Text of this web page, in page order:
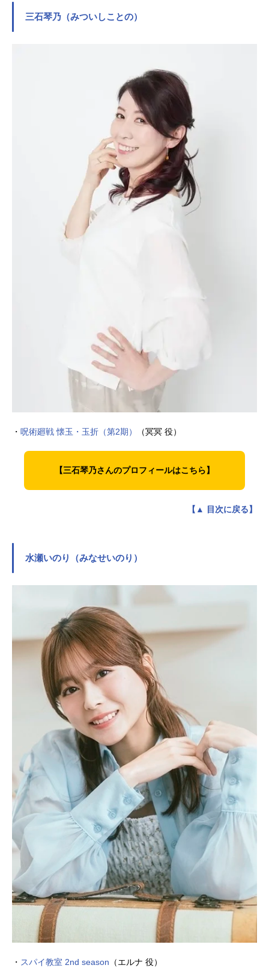
三石琴乃（みついしことの）
・ 呪術廻戦 懐玉・玉折（第2期） （冥冥 役）
【三石琴乃さんのプロフィールはこちら】
【▲ 目次に戻る】
水瀬いのり（みなせいのり）
・ スパイ教室 2nd season （エルナ 役）